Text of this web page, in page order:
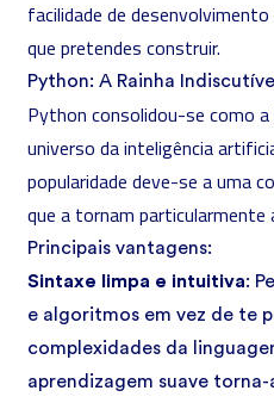
facilidade de
que pretendes construir.
Python: A Rainha
Python consolidou-se como a
universo da inteligência
popularidade deve-se a uma
que a tornam particularmente
Principais vantagens:
Sintaxe limpa e intuitiva:
e algoritmos em vez de te
complexidades da
aprendizagem suave torna-